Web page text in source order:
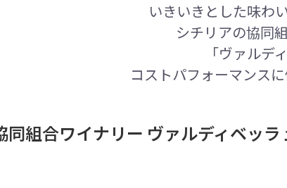
いきいきとした味わ
シチリアの協同
「ヴァルデ
コストパフォーマンス
同組合ワイナリー ヴァルディベッ